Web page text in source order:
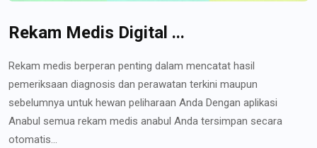
Rekam Medis Digital ...
Rekam medis berperan penting dalam mencatat hasil
pemeriksaan diagnosis dan perawatan terkini maupun
sebelumnya untuk hewan peliharaan Anda Dengan aplikasi
Anabul semua rekam medis anabul Anda tersimpan secara
otomatis...